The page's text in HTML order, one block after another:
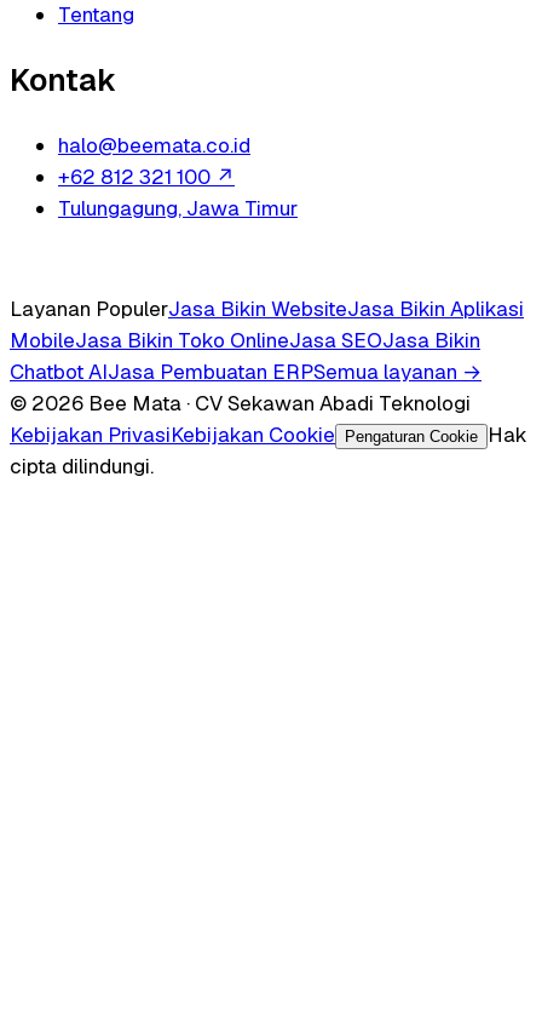
Tentang
Kontak
halo@beemata.co.id
+62 812 321 100 ↗
Tulungagung, Jawa Timur
Layanan PopulerJasa Bikin WebsiteJasa Bikin Aplikasi
MobileJasa Bikin Toko OnlineJasa SEOJasa Bikin
Chatbot AIJasa Pembuatan ERPSemua layanan →
© 2026 Bee Mata · CV Sekawan Abadi Teknologi
Kebijakan PrivasiKebijakan Cookie Pengaturan Cookie
Hak
cipta dilindungi.